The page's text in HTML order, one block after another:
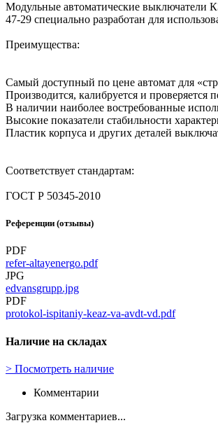
Модульные автоматические выключатели
47-29 специально разработан для
Преимущества:
Самый доступный по цене автомат для
Производится, калибруется и
В наличии наиболее востребованные
Высокие показатели стабильности
Пластик корпуса и других деталей
Соответствует стандартам:
ГОСТ Р 50345-2010
Референции (отзывы)
PDF
refer-altayenergo.pdf
JPG
edvansgrupp.jpg
PDF
protokol-ispitaniy-keaz-va-avdt-vd.pdf
Наличие на складах
> Посмотреть наличие
Комментарии
Загрузка комментариев...